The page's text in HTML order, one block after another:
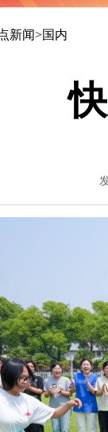
新闻>国内